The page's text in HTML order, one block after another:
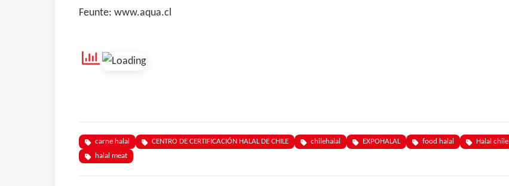
Feunte: www.aqua.cl
carne halal CENTRO DE CERTIFICACIÓN HALAL DE CHILE chilehalal EXPOHALAL food halal Halal chile
halal meat